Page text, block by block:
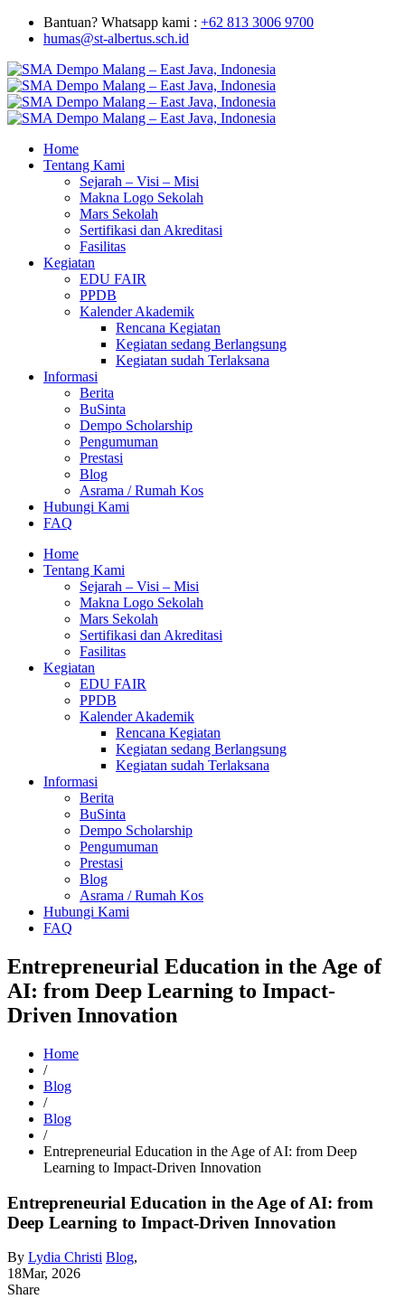
Bantuan? Whatsapp kami : +62 813 3006 9700
humas@st-albertus.sch.id
Home
Tentang Kami
Sejarah – Visi – Misi
Makna Logo Sekolah
Mars Sekolah
Sertifikasi dan Akreditasi
Fasilitas
Kegiatan
EDU FAIR
PPDB
Kalender Akademik
Rencana Kegiatan
Kegiatan sedang Berlangsung
Kegiatan sudah Terlaksana
Informasi
Berita
BuSinta
Dempo Scholarship
Pengumuman
Prestasi
Blog
Asrama / Rumah Kos
Hubungi Kami
FAQ
Home
Tentang Kami
Sejarah – Visi – Misi
Makna Logo Sekolah
Mars Sekolah
Sertifikasi dan Akreditasi
Fasilitas
Kegiatan
EDU FAIR
PPDB
Kalender Akademik
Rencana Kegiatan
Kegiatan sedang Berlangsung
Kegiatan sudah Terlaksana
Informasi
Berita
BuSinta
Dempo Scholarship
Pengumuman
Prestasi
Blog
Asrama / Rumah Kos
Hubungi Kami
FAQ
Entrepreneurial Education in the Age of
AI: from Deep Learning to Impact-
Driven Innovation
Home
/
Blog
/
Blog
/
Entrepreneurial Education in the Age of AI: from Deep
Learning to Impact-Driven Innovation
Entrepreneurial Education in the Age of AI: from
Deep Learning to Impact-Driven Innovation
By Lydia Christi Blog,
18Mar, 2026
Share